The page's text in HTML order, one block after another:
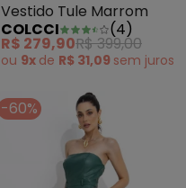
Vestido Tule Marrom
COLCCI
(4)
R$ 279,90R$ 399,00
ou 9x de R$ 31,09 sem juros
-60%